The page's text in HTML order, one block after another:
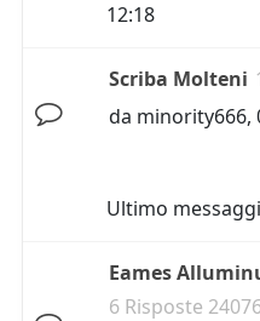
12:18
Scriba Molteni
da minority666,
Ultimo
Eames
6 Risposte